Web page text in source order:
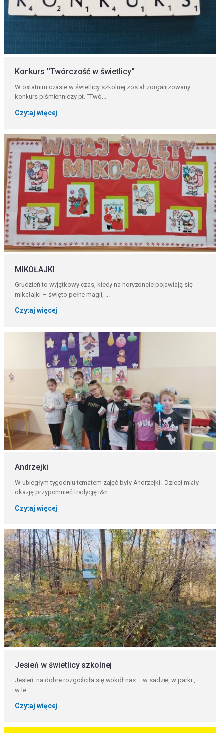
Konkurs ''Twórczość w świetlicy''
W ostatnim czasie w świetlicy szkolnej został zorganizowany
konkurs piśmienniczy pt. "Twó...
Czytaj więcej
MIKOŁAJKI
Grudzień to wyjątkowy czas, kiedy na horyzoncie pojawiają się
mikołajki – święto pełne magii, ...
Czytaj więcej
Andrzejki
W ubiegłym tygodniu tematem zajęć były Andrzejki. Dzieci miały
okazję przypomnieć tradycję i&n...
Czytaj więcej
Jesień w świetlicy szkolnej
Jesień na dobre rozgościła się wokół nas – w sadzie, w parku,
w le...
Czytaj więcej